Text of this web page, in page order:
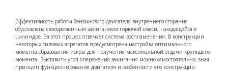
Эффективность работы бензинового двигателя внутреннего сгорания
обусловлена своевременным зажиганием горючей смеси, находящейся в
цилиндре. За этот процесс отвечает система воспламенения. В конструкции
некоторых силовых агрегатов предусмотрена настройка оптимального
момента образования искры для получения максимальной отдачи крутящего
момента. Выставить угол опережения зажигания можно самостоятельно, зная
принцип функционирования двигателя и особенности его конструкции.